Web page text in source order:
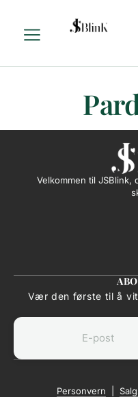
Velkommen til
Vær den første til å
Personvern